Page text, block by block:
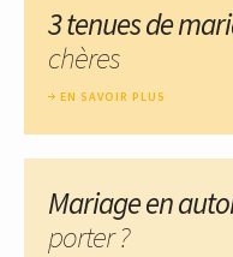
3 tenues de
chères
EN SAVOIR PLUS
Mariage en
porter ?